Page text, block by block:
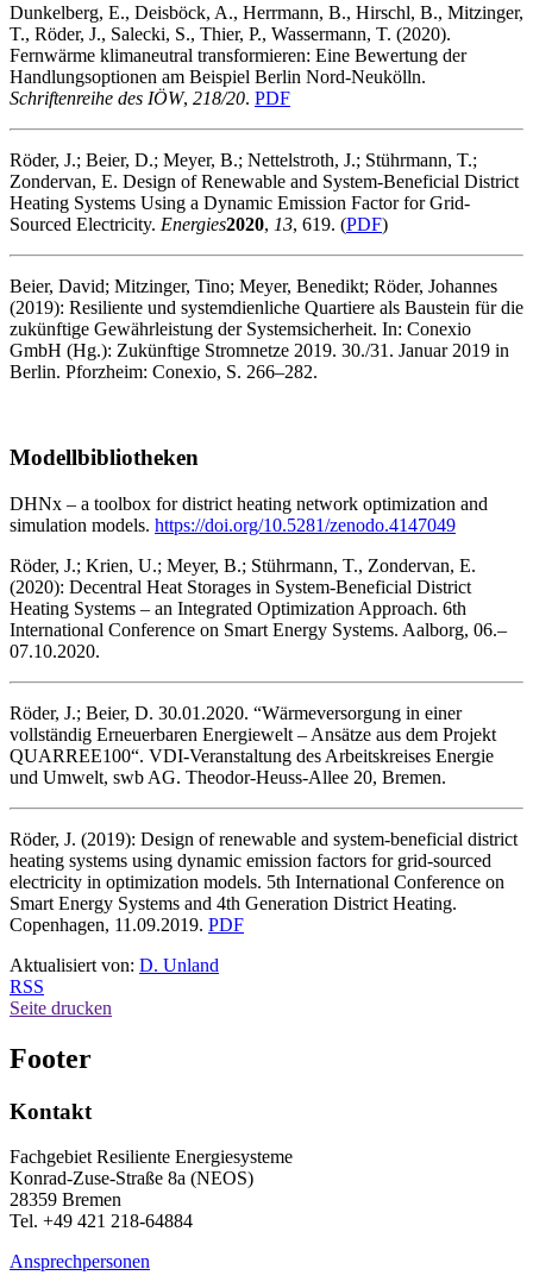
Dunkelberg, E., Deisböck, A., Herrmann, B., Hirschl, B., Mitzinger,
T., Röder, J., Salecki, S., Thier, P., Wassermann, T. (2020).
Fernwärme klimaneutral transformieren: Eine Bewertung der
Handlungsoptionen am Beispiel Berlin Nord-Neukölln.
Schriftenreihe des IÖW, 218/20. PDF
Röder, J.; Beier, D.; Meyer, B.; Nettelstroth, J.; Stührmann, T.;
Zondervan, E. Design of Renewable and System-Beneficial District
Heating Systems Using a Dynamic Emission Factor for Grid-
Sourced Electricity. Energies2020, 13, 619. (PDF)
Beier, David; Mitzinger, Tino; Meyer, Benedikt; Röder, Johannes
(2019): Resiliente und systemdienliche Quartiere als Baustein für die
zukünftige Gewährleistung der Systemsicherheit. In: Conexio
GmbH (Hg.): Zukünftige Stromnetze 2019. 30./31. Januar 2019 in
Berlin. Pforzheim: Conexio, S. 266–282.
Modellbibliotheken
DHNx – a toolbox for district heating network optimization and
simulation models. https://doi.org/10.5281/zenodo.4147049
Röder, J.; Krien, U.; Meyer, B.; Stührmann, T., Zondervan, E.
(2020): Decentral Heat Storages in System-Beneficial District
Heating Systems – an Integrated Optimization Approach. 6th
International Conference on Smart Energy Systems. Aalborg, 06.–
07.10.2020.
Röder, J.; Beier, D. 30.01.2020. “Wärmeversorgung in einer
vollständig Erneuerbaren Energiewelt – Ansätze aus dem Projekt
QUARREE100“. VDI-Veranstaltung des Arbeitskreises Energie
und Umwelt, swb AG. Theodor-Heuss-Allee 20, Bremen.
Röder, J. (2019): Design of renewable and system-beneficial district
heating systems using dynamic emission factors for grid-sourced
electricity in optimization models. 5th International Conference on
Smart Energy Systems and 4th Generation District Heating.
Copenhagen, 11.09.2019. PDF
Aktualisiert von: D. Unland
RSS
Seite drucken
Footer
Kontakt
Fachgebiet Resiliente Energiesysteme
Konrad-Zuse-Straße 8a (NEOS)
28359 Bremen
Tel. +49 421 218-64884
Ansprechpersonen